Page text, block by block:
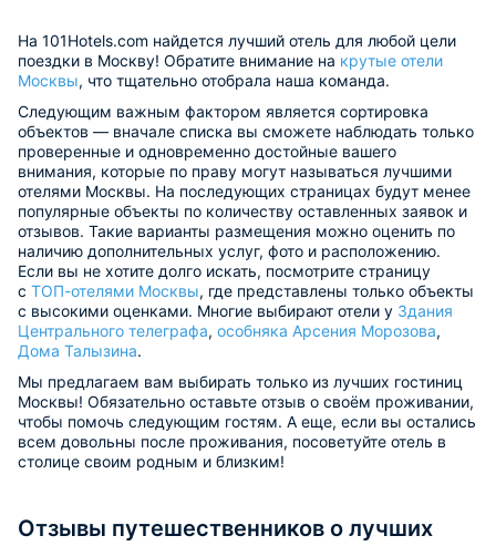
На 101Hotels.com найдется лучший отель для любой цели
поездки в Москву! Обратите внимание на крутые отели
Москвы, что тщательно отобрала наша команда.
Следующим важным фактором является сортировка
объектов — вначале списка вы сможете наблюдать только
проверенные и одновременно достойные вашего
внимания, которые по праву могут называться лучшими
отелями Москвы. На последующих страницах будут менее
популярные объекты по количеству оставленных заявок и
отзывов. Такие варианты размещения можно оценить по
наличию дополнительных услуг, фото и расположению.
Если вы не хотите долго искать, посмотрите страницу
с ТОП-отелями Москвы, где представлены только объекты
с высокими оценками. Многие выбирают отели у Здания
Центрального телеграфа, особняка Арсения Морозова,
Дома Талызина.
Мы предлагаем вам выбирать только из лучших гостиниц
Москвы! Обязательно оставьте отзыв о своём проживании,
чтобы помочь следующим гостям. А еще, если вы остались
всем довольны после проживания, посоветуйте отель в
столице своим родным и близким!
Отзывы путешественников о лучших